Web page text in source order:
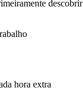
descobrir
hora extra